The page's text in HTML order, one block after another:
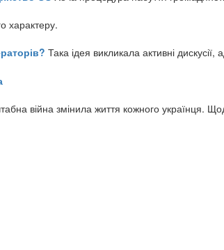
характеру.
Така ідея викликала активні
війна змінила життя кожного українця.